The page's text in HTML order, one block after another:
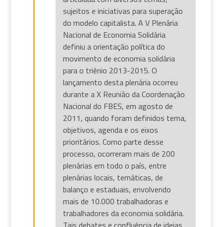
sujeitos e iniciativas para superação
do modelo capitalista. A V Plenária
Nacional de Economia Solidária
definiu a orientação política do
movimento de economia solidária
para o triênio 2013-2015. O
lançamento desta plenária ocorreu
durante a X Reunião da Coordenação
Nacional do FBES, em agosto de
2011, quando foram definidos tema,
objetivos, agenda e os eixos
prioritários. Como parte desse
processo, ocorreram mais de 200
plenárias em todo o país, entre
plenárias locais, temáticas, de
balanço e estaduais, envolvendo
mais de 10.000 trabalhadoras e
trabalhadores da economia solidária.